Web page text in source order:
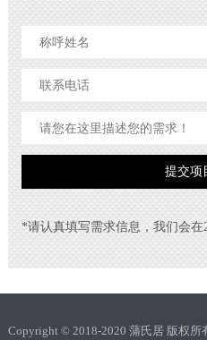
*请认真填写需求信息，我们会在
Copyright © 2018-2020 蒲氏居 版权所